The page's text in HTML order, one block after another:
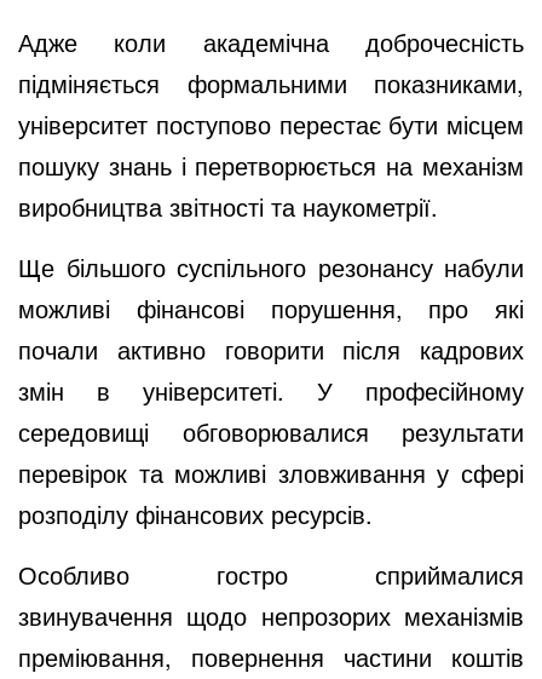
Адже коли академічна доброчесність
підміняється формальними показниками,
університет поступово перестає бути місцем
пошуку знань і перетворюється на механізм
виробництва звітності та наукометрії.
Ще більшого суспільного резонансу набули
можливі фінансові порушення, про які
почали активно говорити після кадрових
змін в університеті. У професійному
середовищі обговорювалися результати
перевірок та можливі зловживання у сфері
розподілу фінансових ресурсів.
Особливо гостро сприймалися
звинувачення щодо непрозорих механізмів
преміювання, повернення частини коштів